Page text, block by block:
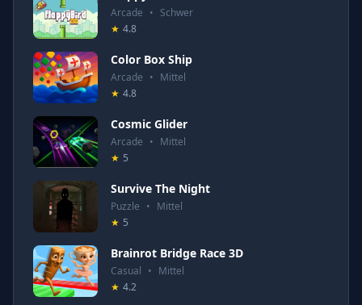
Arcade • Schwer
★ 4.8
Color Box Ship
Arcade • Mittel
★ 4.8
Cosmic Glider
Arcade • Mittel
★ 5
Survive The Night
Puzzle • Mittel
★ 5
Brainrot Bridge Race 3D
Casual • Mittel
★ 4.2